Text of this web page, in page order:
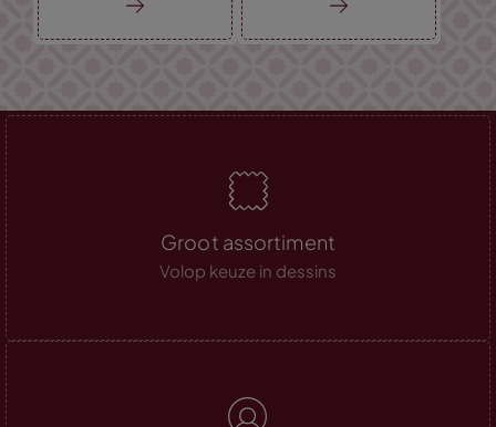
Groot assortiment
Volop keuze in dessins